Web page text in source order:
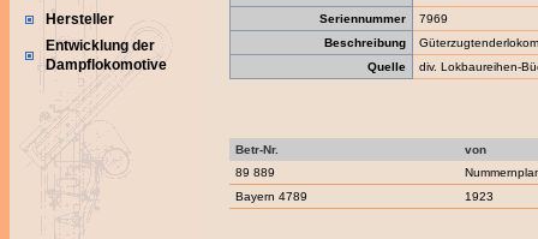
Hersteller
Entwicklung der
Dampflokomotive
Seriennummer
7969
Beschreibung
Quelle
div. Lokbaureihen-
Betr-Nr.
von
89 889
Bayern 4789
1923